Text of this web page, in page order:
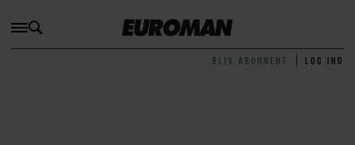
BLIV ABONNENT LOG IND